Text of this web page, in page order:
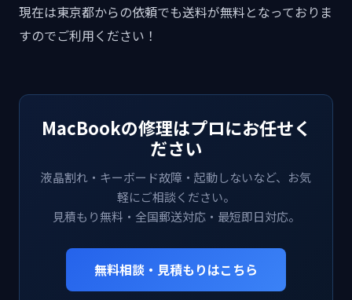
現在は東京都からの依頼でも送料が無料となっておりま
すのでご利用ください！
MacBookの修理はプロにお任せく
ださい
液晶割れ・キーボード故障・起動しないなど、お気
軽にご相談ください。
見積もり無料・全国郵送対応・最短即日対応。
無料相談・見積もりはこちら